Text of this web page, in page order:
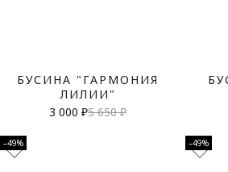
БУСИНА "ГАРМОНИЯ
ЛИЛИИ"
3 000 ₽5 650 ₽
–49% –49%